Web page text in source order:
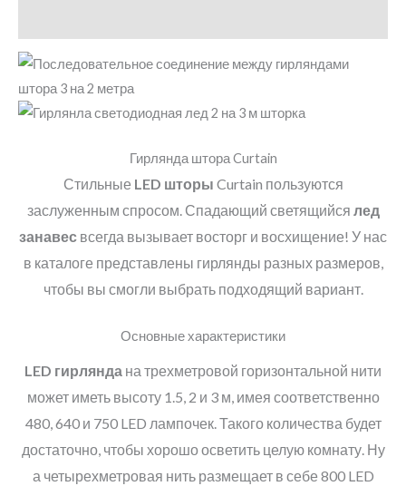
Гирлянда штора Curtain
Стильные LED шторы Curtain пользуются
заслуженным спросом. Спадающий светящийся лед
занавес всегда вызывает восторг и восхищение! У нас
в каталоге представлены гирлянды разных размеров,
чтобы вы смогли выбрать подходящий вариант.
Основные характеристики
LED гирлянда на трехметровой горизонтальной нити
может иметь высоту 1.5, 2 и 3 м, имея соответственно
480, 640 и 750 LED лампочек. Такого количества будет
достаточно, чтобы хорошо осветить целую комнату. Ну
а четырехметровая нить размещает в себе 800 LED